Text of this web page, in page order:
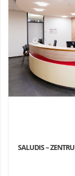
SALUDIS –